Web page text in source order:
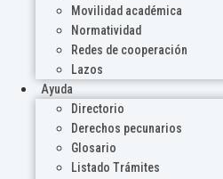
Movilidad académica
Normatividad
Redes de cooperación
Lazos
Ayuda
Directorio
Derechos pecunarios
Glosario
Listado Trámites